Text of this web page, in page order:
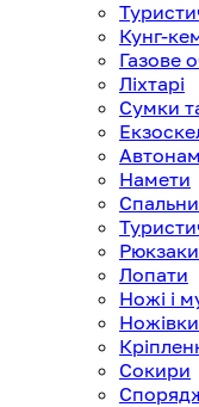
Кунг-
Газове
Ліхтарі
Сумки
Намети
Рюкзаки
Лопати
Ножі і
Ножівки
Сокири